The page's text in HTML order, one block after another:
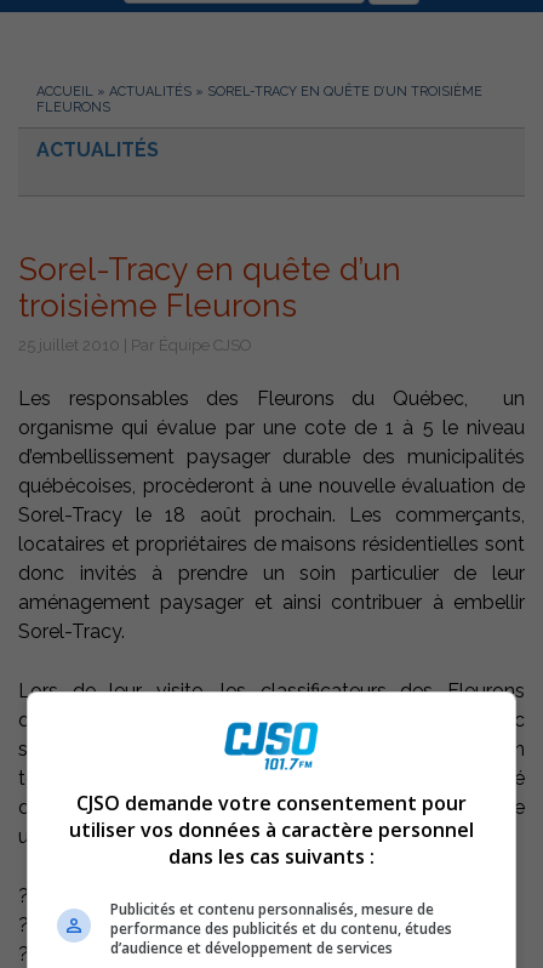
ACCUEIL » ACTUALITÉS » SOREL-TRACY EN QUÊTE D’UN TROISIÈME
FLEURONS
ACTUALITÉS
Sorel-Tracy en quête d’un
troisième Fleurons
25 juillet 2010 | Par Équipe CJSO
Les responsables des Fleurons du Québec, un
organisme qui évalue par une cote de 1 à 5 le niveau
d’embellissement paysager durable des municipalités
québécoises, procèderont à une nouvelle évaluation de
Sorel-Tracy le 18 août prochain. Les commerçants,
locataires et propriétaires de maisons résidentielles sont
donc invités à prendre un soin particulier de leur
aménagement paysager et ainsi contribuer à embellir
Sorel-Tracy.
Lors de leur visite, les classificateurs des Fleurons
doivent évaluer les aménagements à la vue du public
sur 60 % du territoire municipal. Les critères d’évaluation
touchent notamment la propreté, l’entretien, la variété
des éléments horticoles et l’état visuel du paysage
urbain. Les points sont répartis dans 5 domaines :
? 310 points sont réservés aux efforts de la municipalité
? 270 points sont réservés aux efforts des résidents
? 180 points sont réservés aux efforts des institutions
CJSO demande votre consentement pour
utiliser vos données à caractère personnel
dans les cas suivants :
Publicités et contenu personnalisés, mesure de
performance des publicités et du contenu, études
d’audience et développement de services